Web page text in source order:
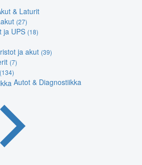
& Laturit
(27)
ja UPS (18)
ja akut (39)
(7)
(134)
Autot & Diagnostiikka